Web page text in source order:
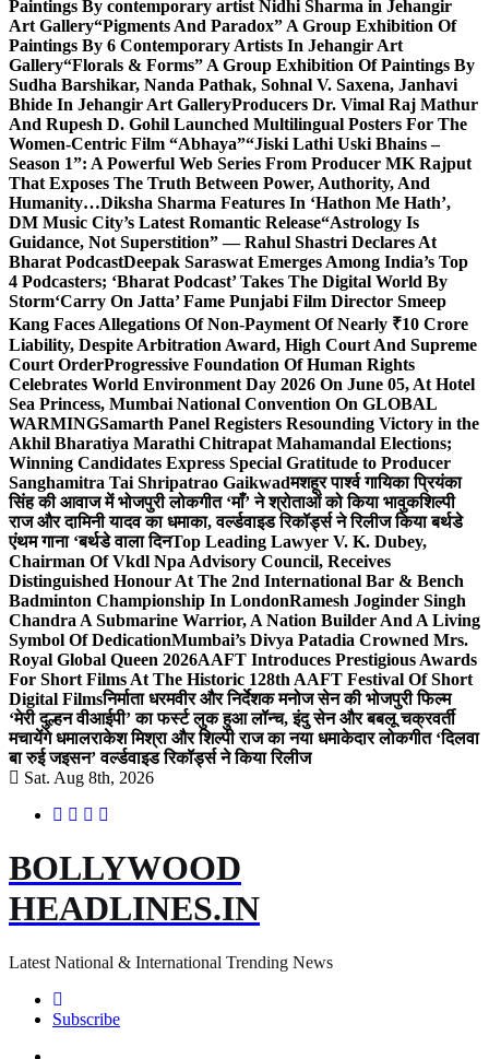
Paintings By contemporary artist Nidhi Sharma in Jehangir
Art Gallery“Pigments And Paradox” A Group Exhibition Of
Paintings By 6 Contemporary Artists In Jehangir Art
Gallery“Florals & Forms” A Group Exhibition Of Paintings By
Sudha Barshikar, Nanda Pathak, Sohnal V. Saxena, Janhavi
Bhide In Jehangir Art GalleryProducers Dr. Vimal Raj Mathur
And Rupesh D. Gohil Launched Multilingual Posters For The
Women-Centric Film “Abhaya”“Jiski Lathi Uski Bhains –
Season 1”: A Powerful Web Series From Producer MK Rajput
That Exposes The Truth Between Power, Authority, And
Humanity…Diksha Sharma Features In ‘Hathon Me Hath’,
DM Music City’s Latest Romantic Release“Astrology Is
Guidance, Not Superstition” — Rahul Shastri Declares At
Bharat PodcastDeepak Saraswat Emerges Among India’s Top
4 Podcasters; ‘Bharat Podcast’ Takes The Digital World By
Storm‘Carry On Jatta’ Fame Punjabi Film Director Smeep
Kang Faces Allegations Of Non-Payment Of Nearly ₹10 Crore
Liability, Despite Arbitration Award, High Court And Supreme
Court OrderProgressive Foundation Of Human Rights
Celebrates World Environment Day 2026 On June 05, At Hotel
Sea Princess, Mumbai National Convention On GLOBAL
WARMINGSamarth Panel Registers Resounding Victory in the
Akhil Bharatiya Marathi Chitrapat Mahamandal Elections;
Winning Candidates Express Special Gratitude to Producer
Sanghamitra Tai Shripatrao Gaikwadमशहूर पार्श्व गायिका प्रियंका
सिंह की आवाज में भोजपुरी लोकगीत ‘माँ’ ने श्रोताओं को किया भावुकशिल्पी
राज और दामिनी यादव का धमाका, वर्ल्डवाइड रिकॉर्ड्स ने रिलीज किया बर्थडे
एंथम गाना ‘बर्थडे वाला दिनTop Leading Lawyer V. K. Dubey,
Chairman Of Vkdl Npa Advisory Council, Receives
Distinguished Honour At The 2nd International Bar & Bench
Badminton Championship In LondonRamesh Joginder Singh
Chandra A Submarine Warrior, A Nation Builder And A Living
Symbol Of DedicationMumbai’s Divya Patadia Crowned Mrs.
Royal Global Queen 2026AAFT Introduces Prestigious Awards
For Short Films At The Historic 128th AAFT Festival Of Short
Digital Filmsनिर्माता धरमवीर और निर्देशक मनोज सेन की भोजपुरी फिल्म
‘मेरी दुल्हन वीआईपी’ का फर्स्ट लुक हुआ लॉन्च, इंदु सेन और बबलू चक्रवर्ती
मचायेंगे धमालराकेश मिश्रा और शिल्पी राज का नया धमाकेदार लोकगीत ‘दिलवा
बा रुई जइसन’ वर्ल्डवाइड रिकॉर्ड्स ने किया रिलीज
Sat. Aug 8th, 2026
BOLLYWOOD
HEADLINES.IN
Latest National & International Trending News
Subscribe